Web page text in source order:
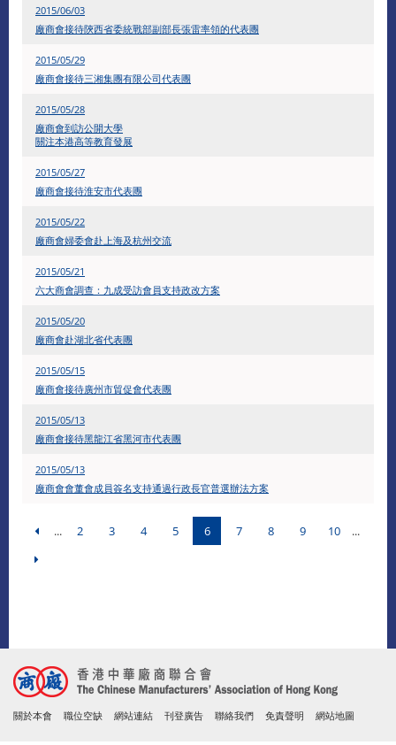
2015/06/03
廠商會接待陝西省委統戰部副部長張雷率領的代表團
2015/05/29
廠商會接待三湘集團有限公司代表團
2015/05/28
廠商會到訪公開大學
關注本港高等教育發展
2015/05/27
廠商會接待淮安市代表團
2015/05/22
廠商會婦委會赴上海及杭州交流
2015/05/21
六大商會調查：九成受訪會員支持政改方案
2015/05/20
廠商會赴湖北省代表團
2015/05/15
廠商會接待廣州市貿促會代表團
2015/05/13
廠商會接待黑龍江省黑河市代表團
2015/05/13
廠商會會董會成員簽名支持通過行政長官普選辦法方案
... 2 3 4 5 6 7 8 9 10 ...
關於本會 職位空缺 網站連結 刊登廣告 聯絡我們 免責聲明 網站地圖